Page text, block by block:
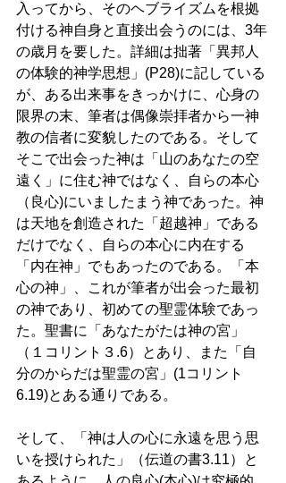
入ってから、そのヘブライズムを根拠
付ける神自身と直接出会うのには、3年
の歳月を要した。詳細は拙著「異邦人
の体験的神学思想」(P28)に記している
が、ある出来事をきっかけに、心身の
限界の末、筆者は偶像崇拝者から一神
教の信者に変貌したのである。そして
そこで出会った神は「山のあなたの空
遠く」に住む神ではなく、自らの本心
（良心)にいましたまう神であった。神
は天地を創造された「超越神」である
だけでなく、自らの本心に内在する
「内在神」でもあったのである。「本
心の神」、これが筆者が出会った最初
の神であり、初めての聖霊体験であっ
た。聖書に「あなたがたは神の宮」
（１コリント３.6）とあり、また「自
分のからだは聖霊の宮」(1コリント
6.19)とある通りである。
そして、「神は人の心に永遠を思う思
いを授けられた」（伝道の書3.11）と